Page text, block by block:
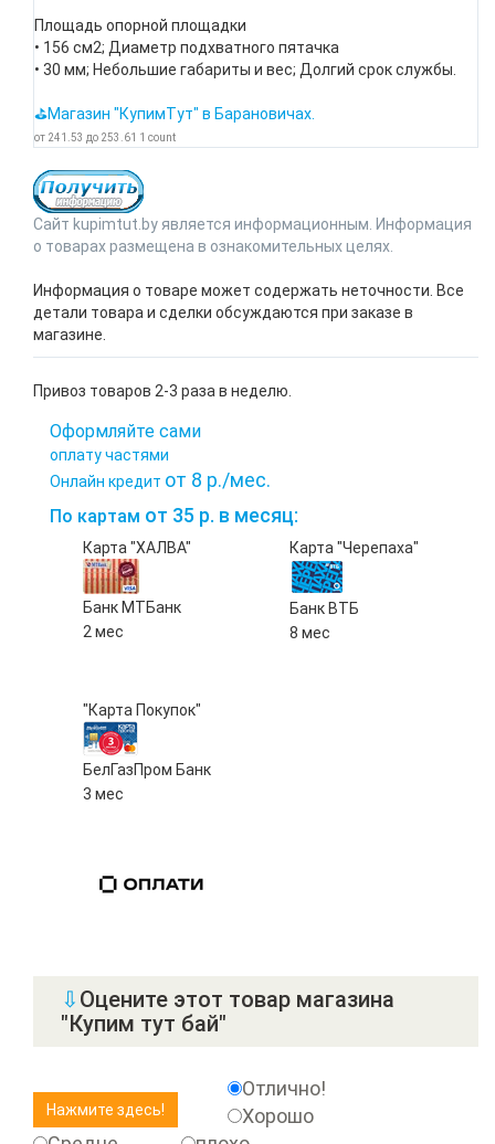
Площадь опорной площадки
• 156 см2; Диаметр подхватного пятачка
• 30 мм; Небольшие габариты и вес; Долгий срок службы.
⛳Магазин "КупимТут" в Барановичах.
от 241.53 до 253.61 1 count
Сайт kupimtut.by является информационным. Информация
о товарах размещена в ознакомительных целях.
Информация о товаре может содержать неточности. Все
детали товара и сделки обсуждаются при заказе в
магазине.
Привоз товаров 2-3 раза в неделю.
Оформляйте сами
оплату частями
Онлайн кредит от 8 р./мес.
По картам от 35 р. в месяц:
Карта "ХАЛВА"
Банк МТБанк
2 мес
Карта "Черепаха"
Банк ВТБ
8 мес
"Карта Покупок"
БелГазПром Банк
3 мес
⇩ Оцените этот товар магазина
"Купим тут бай"
Отлично!
Хорошо